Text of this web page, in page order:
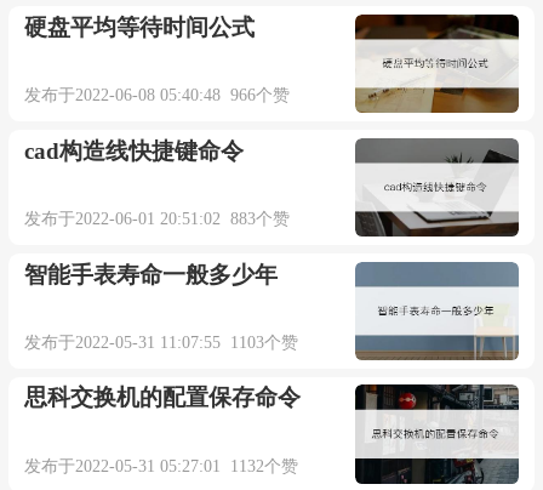
硬盘平均等待时间公式
发布于2022-06-08 05:40:48 966个赞
cad构造线快捷键命令
发布于2022-06-01 20:51:02 883个赞
智能手表寿命一般多少年
发布于2022-05-31 11:07:55 1103个赞
思科交换机的配置保存命令
发布于2022-05-31 05:27:01 1132个赞